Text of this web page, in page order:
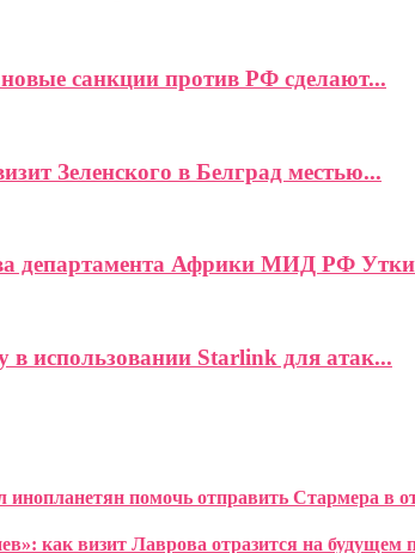
санкции против РФ сделают...
Зеленского в Белград местью...
департамента Африки МИД РФ
в использовании Starlink для атак...
инопланетян помочь отправить Стармера в
как визит Лаврова отразится на будущем